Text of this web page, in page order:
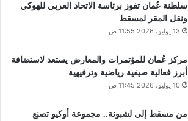
سلطنة عُمان تفوز برئاسة الاتحاد العربي للهوكي
ونقل المقر لمسقط
13 يوليو، 2026 11:55 ص
مركز عُمان للمؤتمرات والمعارض يستعد لاستضافة
أبرز فعالية صيفية رياضية وترفيهية
10 يوليو، 2026 11:45 ص
من مسقط إلى لشبونة.. مجموعة أوكيو تصنع